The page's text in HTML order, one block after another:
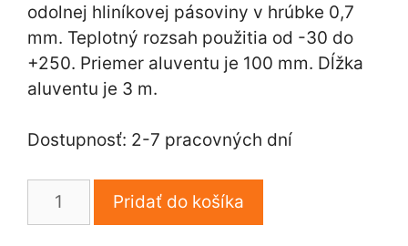
odolnej hliníkovej pásoviny v hrúbke 0,7
mm. Teplotný rozsah použitia od -30 do
+250. Priemer aluventu je 100 mm. Dĺžka
aluventu je 3 m.
Dostupnosť: 2-7 pracovných dní
množstvo
Pridať do košíka